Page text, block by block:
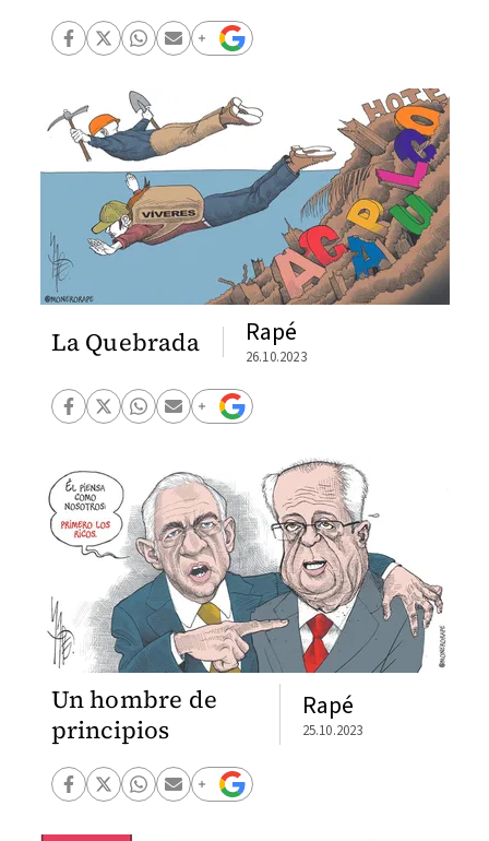
La Quebrada Rapé
26.10.2023
Un hombre de
principios
Rapé
25.10.2023